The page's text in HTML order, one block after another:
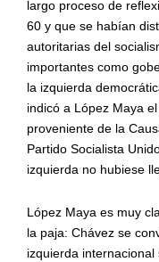
largo proceso de
60 y que se habían
autoritarias del
importantes como
la izquierda
indicó a López Maya
proveniente de la
Partido Socialista
izquierda no hubiese
López Maya es muy
la paja: Chávez se
izquierda